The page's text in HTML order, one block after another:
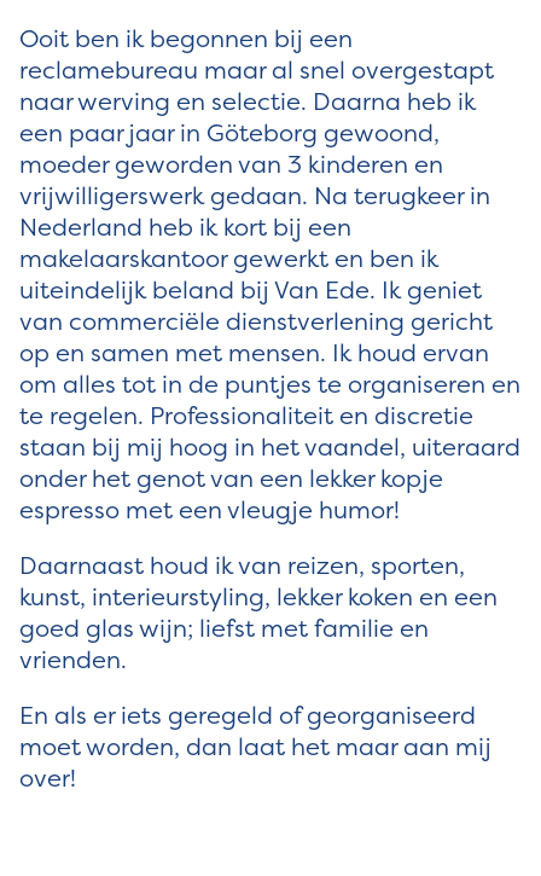
Ooit ben ik begonnen bij een
reclamebureau maar al snel overgestapt
naar werving en selectie. Daarna heb ik
een paar jaar in Göteborg gewoond,
moeder geworden van 3 kinderen en
vrijwilligerswerk gedaan. Na terugkeer in
Nederland heb ik kort bij een
makelaarskantoor gewerkt en ben ik
uiteindelijk beland bij Van Ede. Ik geniet
van commerciële dienstverlening gericht
op en samen met mensen. Ik houd ervan
om alles tot in de puntjes te organiseren en
te regelen. Professionaliteit en discretie
staan bij mij hoog in het vaandel, uiteraard
onder het genot van een lekker kopje
espresso met een vleugje humor!
Daarnaast houd ik van reizen, sporten,
kunst, interieurstyling, lekker koken en een
goed glas wijn; liefst met familie en
vrienden.
En als er iets geregeld of georganiseerd
moet worden, dan laat het maar aan mij
over!